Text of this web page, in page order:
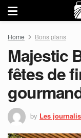
Home Bons plans
Majestic
fêtes de
by Les